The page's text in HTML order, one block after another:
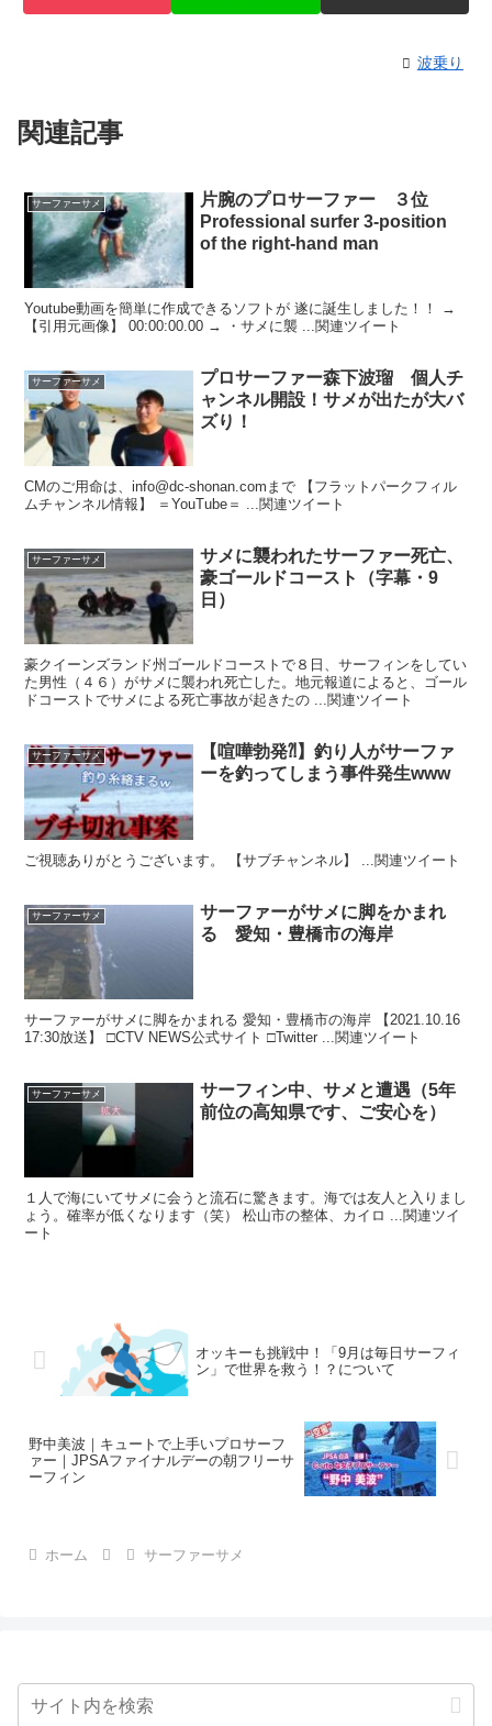
波乗り
関連記事
サーファーサメ
片腕のプロサーファー ３位
Professional surfer 3-position
of the right-hand man
Youtube動画を簡単に作成できるソフトが 遂に誕生しました！！ →
【引用元画像】 00:00:00.00 → ・サメに襲 ...関連ツイート
サーファーサメ
プロサーファー森下波瑠 個人チ
ャンネル開設！サメが出たが大バ
ズり！
CMのご用命は、info@dc-shonan.comまで 【フラットパークフィル
ムチャンネル情報】 ＝YouTube＝ ...関連ツイート
サーファーサメ
サメに襲われたサーファー死亡、
豪ゴールドコースト（字幕・9
日）
豪クイーンズランド州ゴールドコーストで８日、サーフィンをしてい
た男性（４６）がサメに襲われ死亡した。地元報道によると、ゴール
ドコーストでサメによる死亡事故が起きたの ...関連ツイート
サーファーサメ
【喧嘩勃発⁈】釣り人がサーファ
ーを釣ってしまう事件発生www
ご視聴ありがとうございます。 【サブチャンネル】 ...関連ツイート
サーファーサメ
サーファーがサメに脚をかまれ
る 愛知・豊橋市の海岸
サーファーがサメに脚をかまれる 愛知・豊橋市の海岸 【2021.10.16
17:30放送】 □CTV NEWS公式サイト □Twitter ...関連ツイート
サーファーサメ
サーフィン中、サメと遭遇（5年
前位の高知県です、ご安心を）
１人で海にいてサメに会うと流石に驚きます。海では友人と入りまし
ょう。確率が低くなります（笑） 松山市の整体、カイロ ...関連ツイ
ート
オッキーも挑戦中！「9月は毎日サーフィ
ン」で世界を救う！？について
野中美波｜キュートで上手いプロサーフ
ァー｜JPSAファイナルデーの朝フリーサ
ーフィン
ホーム サーファーサメ